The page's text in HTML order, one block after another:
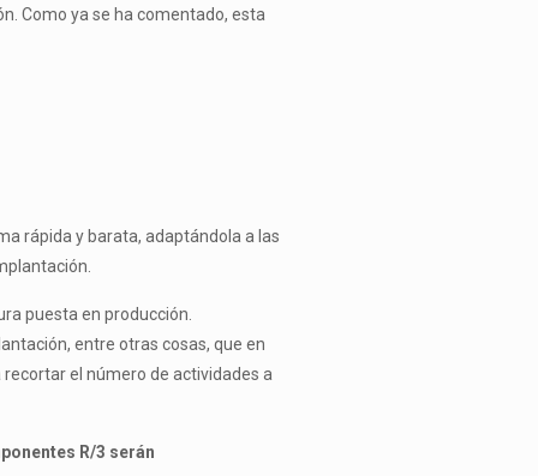
Como ya se ha comentado, esta
rápida y barata, adaptándola a las
puesta en producción.
entre otras cosas, que en
recortar el número de actividades a
R/3 serán